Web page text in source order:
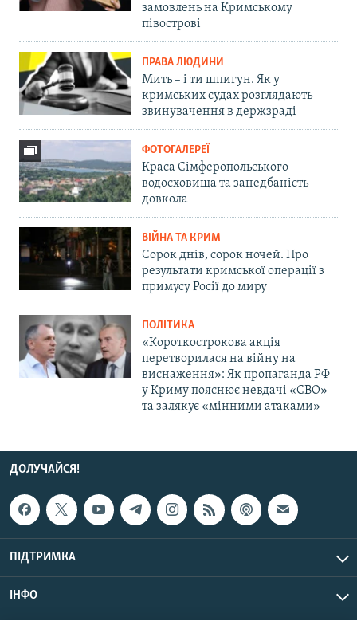
замовлень на Кримському
півострові
ПРАВА ЛЮДИНИ
Мить – і ти шпигун. Як у
кримських судах розглядають
звинувачення в держзраді
ФОТОГАЛЕРЕЇ
Краса Сімферопольського
водосховища та занедбаність
довкола
ВІЙНА ТА КРИМ
Сорок днів, сорок ночей. Про
результати кримської операції з
примусу Росії до миру
ПОЛІТИКА
«Короткострокова акція
перетворилася на війну на
виснаження»: Як пропаганда РФ
у Криму пояснює невдачі «СВО»
та залякує «мінними атаками»
ДОЛУЧАЙСЯ!
ПІДТРИМКА
ІНФО